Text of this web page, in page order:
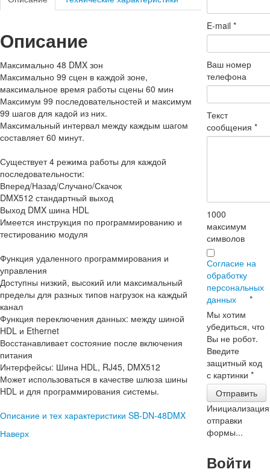
Описание
Максимально 48 DMX зон
Максимально 99 сцен в каждой зоне,
максимальное время работы сцены 60 мин
Максимум 99 последовательностей и максимум
99 шагов для кадой из них.
Максимальный интервал между каждым шагом
составляет 60 минут.
Существует 4 режима работы для каждой
последовательности:
Вперед/Назад/Случано/Скачок
DMX512 стандартный выход
Выход DMX шина HDL
Имеется инструкция по программированию и
тестированию модуля
Функция удаленного программирования и
управления
Доступны низкий, высокий или максимальный
пределы для разных типов нагрузок на каждый
канал
Функция переключения данных: между шиной
HDL и Ethernet
Восстанавливает состояние после включения
питания
Интерфейсы: Шина HDL, RJ45, DMX512
Может использоваться в качестве шлюза шины
HDL и для программирования системы.
Описание и тех характеристики SB-DN-48DMX
Наверх
E-mail*
Ваш номер
телефона
Текст
сообщения*
1000
максимум
символов
Согласие на
обработку
персональных
данных
*
Мы хотим
убедиться, что
Вы не робот.
Введите
защитный код
с картинки*
Отправить
Инициализация
отправки
формы...
Войти